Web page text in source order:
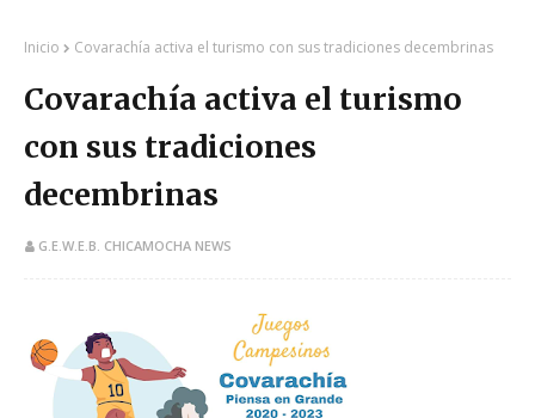
Inicio Covarachía activa el turismo con sus tradiciones decembrinas
Covarachía activa el turismo
con sus tradiciones
decembrinas
G.E.W.E.B. CHICAMOCHA NEWS